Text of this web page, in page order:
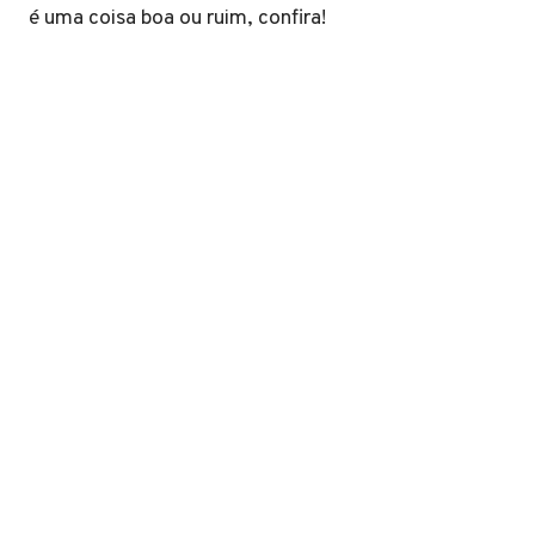
é uma coisa boa ou ruim, confira!